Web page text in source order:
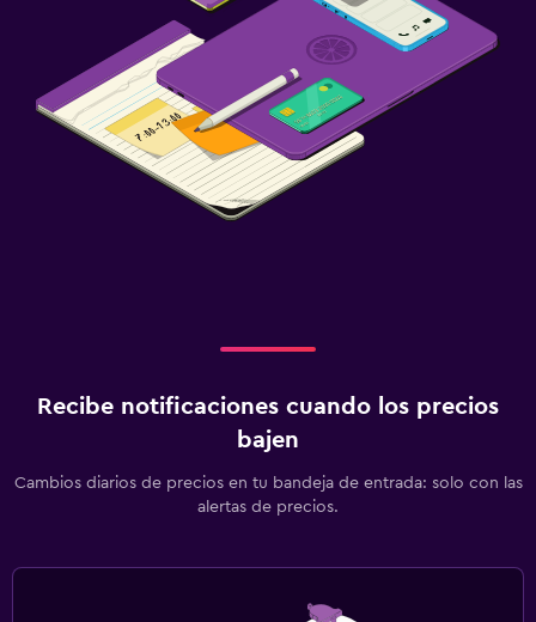
Recibe notificaciones cuando los precios
bajen
Cambios diarios de precios en tu bandeja de entrada: solo con las
alertas de precios.